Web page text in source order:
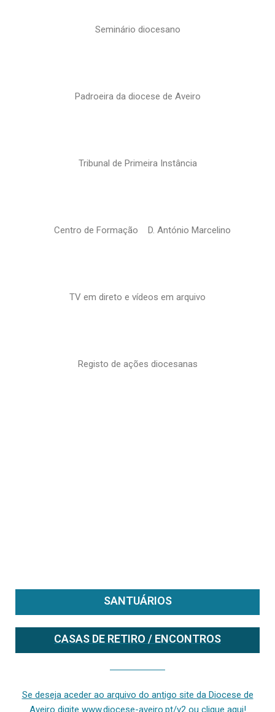
Seminário diocesano
Padroeira da diocese de Aveiro
Tribunal de Primeira Instância
Centro de Formação D. António Marcelino
TV em direto e vídeos em arquivo
Registo de ações diocesanas
SANTUÁRIOS
CASAS DE RETIRO / ENCONTROS
Se deseja aceder ao arquivo do antigo site da Diocese de
Aveiro digite www.diocese-aveiro.pt/v2 ou clique aqui!